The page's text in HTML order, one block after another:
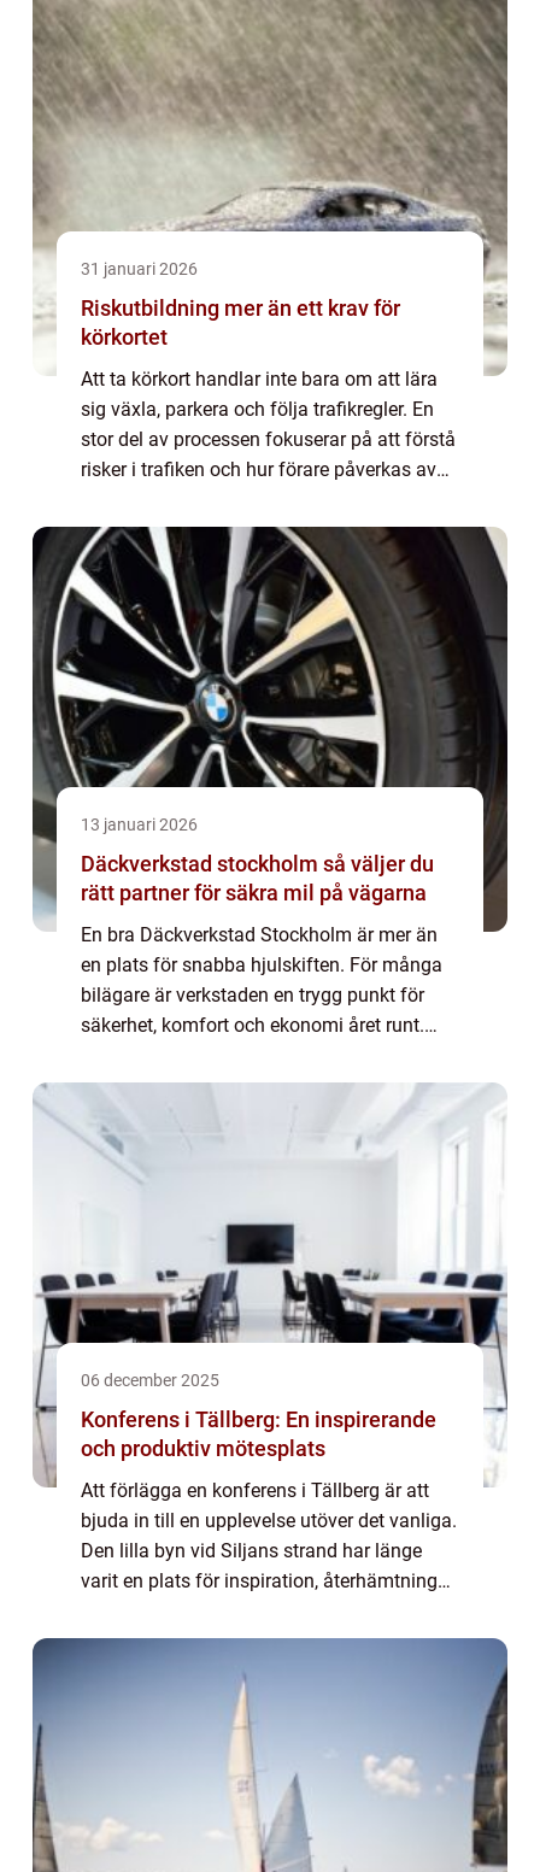
31 januari 2026
Riskutbildning mer än ett krav för
körkortet
Att ta körkort handlar inte bara om att lära
sig växla, parkera och följa trafikregler. En
stor del av processen fokuserar på att förstå
risker i trafiken och hur förare påverkas av
och grupptryck. Där kom...
13 januari 2026
Däckverkstad stockholm så väljer du
rätt partner för säkra mil på vägarna
En bra Däckverkstad Stockholm är mer än
en plats för snabba hjulskiften. För många
bilägare är verkstaden en trygg punkt för
säkerhet, komfort och ekonomi året runt.
professionell rådgivning blir varje bilresa
båd...
06 december 2025
Konferens i Tällberg: En inspirerande
och produktiv mötesplats
Att förlägga en konferens i Tällberg är att
bjuda in till en upplevelse utöver det vanliga.
Den lilla byn vid Siljans strand har länge
varit en plats för inspiration, återhämtning